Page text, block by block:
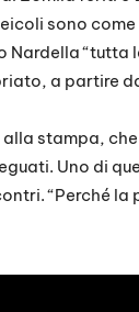
sono come
Nardella “tutta
a partire
stampa,
Uno di
“Perché